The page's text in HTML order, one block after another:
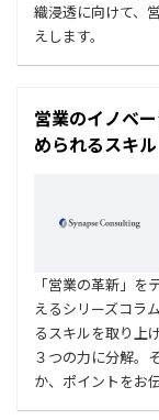
織浸透に向けて、
えします。
営業のイノベ
められるスキル
「営業の革新」
えるシリーズコラ
るスキルを取り上
３つの力に分解。
か、ポイントをお